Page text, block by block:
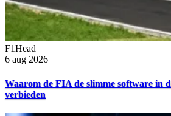
F1Head
6 aug 2026
Waarom de FIA de slimme software in
verbieden